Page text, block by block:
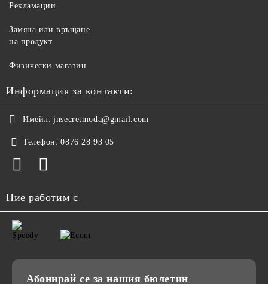
Рекламации
Замяна или връщане
на продукт
Физически магазин
Информация за контакти:
Имейл: jnsecretmoda@gmail.com
Телефон: 0876 28 93 05
Ние работим с
Абонирай се за нашия бюлетин